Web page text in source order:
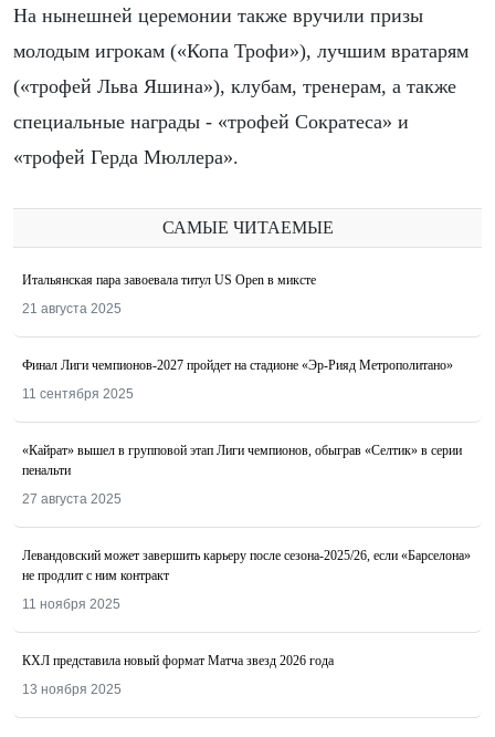
На нынешней церемонии также вручили призы
молодым игрокам («Копа Трофи»), лучшим вратарям
(«трофей Льва Яшина»), клубам, тренерам, а также
специальные награды - «трофей Сократеса» и
«трофей Герда Мюллера».
САМЫЕ ЧИТАЕМЫЕ
Итальянская пара завоевала титул US Open в миксте
21 августа 2025
Финал Лиги чемпионов-2027 пройдет на стадионе «Эр-Рияд Метрополитано»
11 сентября 2025
«Кайрат» вышел в групповой этап Лиги чемпионов, обыграв «Селтик» в серии
пенальти
27 августа 2025
Левандовский может завершить карьеру после сезона-2025/26, если «Барселона»
не продлит с ним контракт
11 ноября 2025
КХЛ представила новый формат Матча звезд 2026 года
13 ноября 2025